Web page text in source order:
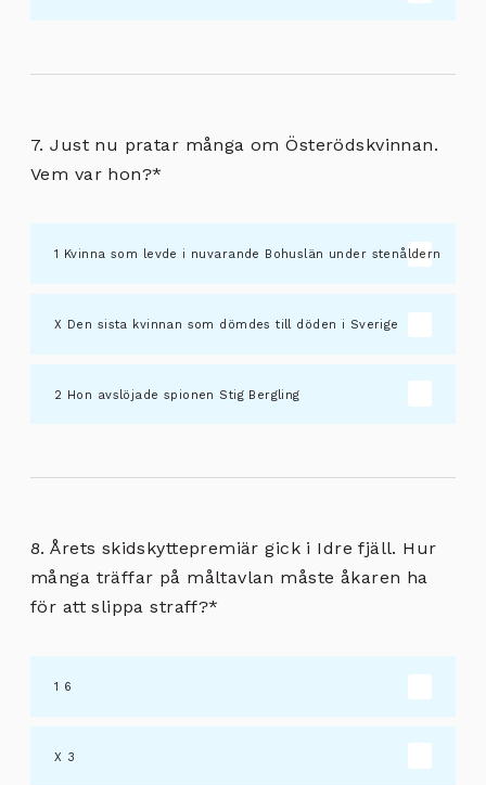
7. Just nu pratar många om Österödskvinnan.
Vem var hon?*
Kvinna som levde i nuvarande Bohuslän under stenåldern
Den sista kvinnan som dömdes till döden i Sverige
Hon avslöjade spionen Stig Bergling
8. Årets skidskyttepremiär gick i Idre fjäll. Hur
många träffar på måltavlan måste åkaren ha
för att slippa straff?*
6
3